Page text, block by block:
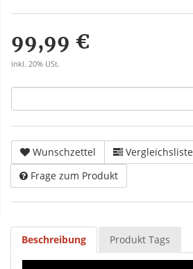
99,99 €
inkl. 20% USt.
Wunschzettel
Vergleichsliste
Frage zum Produkt
Beschreibung Produkt Tags